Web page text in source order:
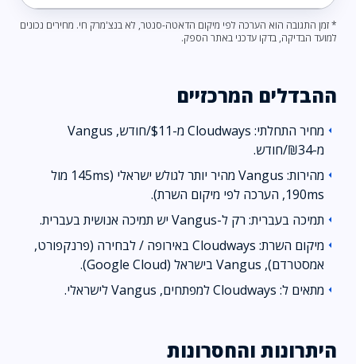
* זמן התגובה הוא הערכה לפי מיקום הדאטה-סנטר, לא בנצ'מרק חי. מחירים נכונים
למועד הבדיקה, בדקו עדכני באתר הספק.
ההבדלים המרכזיים
arrow_left
מחיר התחלתי: Cloudways מ-$11/חודש, Vangus
מ-₪34/חודש.
arrow_left
מהירות: Vangus מהיר יותר לגולש ישראלי (145ms מול
190ms, הערכה לפי מיקום השרת).
arrow_left תמיכה בעברית: רק ל-Vangus יש תמיכה אנושית בעברית.
arrow_left
מיקום השרת: Cloudways באירופה / לבחירה (פרנקפורט,
אמסטרדם), Vangus בישראל (Google Cloud).
arrow_left מתאים ל: Cloudways למפתחים, Vangus לישראלי.
היתרונות והחסרונות